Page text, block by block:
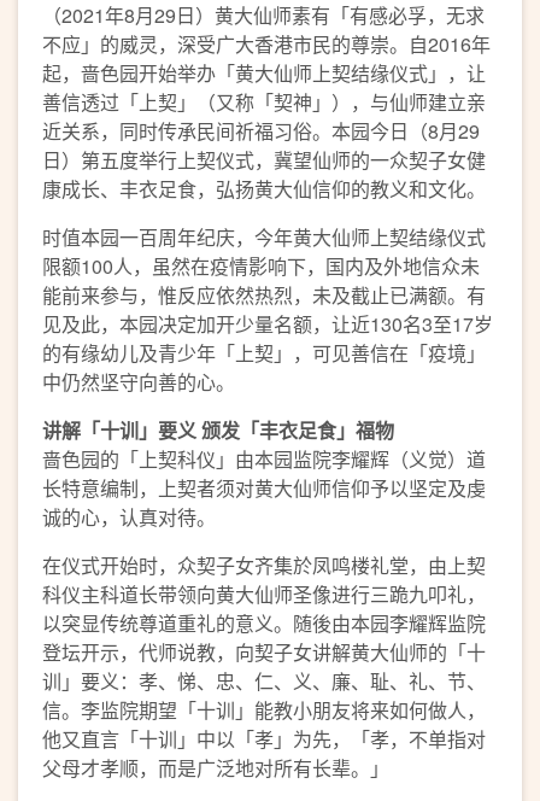
（2021年8月29日）黄大仙师素有「有感必孚，无求
不应」的威灵，深受广大香港市民的尊崇。自2016年
起，啬色园开始举办「黄大仙师上契结缘仪式」，让
善信透过「上契」（又称「契神」），与仙师建立亲
近关系，同时传承民间祈福习俗。本园今日（8月29
日）第五度举行上契仪式，冀望仙师的一众契子女健
康成长、丰衣足食，弘扬黄大仙信仰的教义和文化。
时值本园一百周年纪庆，今年黄大仙师上契结缘仪式
限额100人，虽然在疫情影响下，国内及外地信众未
能前来参与，惟反应依然热烈，未及截止已满额。有
见及此，本园决定加开少量名额，让近130名3至17岁
的有缘幼儿及青少年「上契」，可见善信在「疫境」
中仍然坚守向善的心。
讲解「十训」要义 颁发「丰衣足食」福物
啬色园的「上契科仪」由本园监院李耀辉（义觉）道
长特意编制，上契者须对黄大仙师信仰予以坚定及虔
诚的心，认真对待。
在仪式开始时，众契子女齐集於凤鸣楼礼堂，由上契
科仪主科道长带领向黄大仙师圣像进行三跪九叩礼，
以突显传统尊道重礼的意义。随後由本园李耀辉监院
登坛开示，代师说教，向契子女讲解黄大仙师的「十
训」要义：孝、悌、忠、仁、义、廉、耻、礼、节、
信。李监院期望「十训」能教小朋友将来如何做人，
他又直言「十训」中以「孝」为先，「孝，不单指对
父母才孝顺，而是广泛地对所有长辈。」